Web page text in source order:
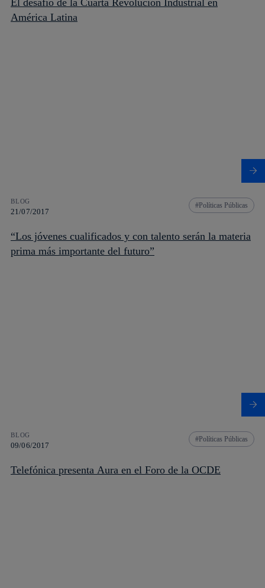
América Latina
BLOG
21/07/2017
Políticas Públicas
“Los jóvenes cualificados y con talento serán la materia
prima más importante del futuro”
BLOG
09/06/2017
Políticas Públicas
Telefónica presenta Aura en el Foro de la OCDE